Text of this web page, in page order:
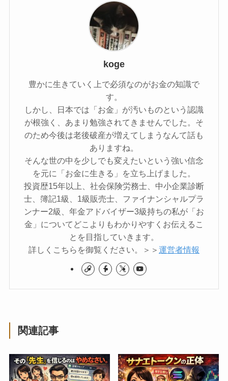
koge
豊かに生きていく上で必須なのがお金の知識で
す。
しかし、日本では「お金」が汚いものという認識
が根強く、あまり勉強されてきませんでした。そ
のため今後は老後破産が増えてしまうなんて話も
ありますね。
そんな世の中を少しでも変えたいという強い信念
を元に「お金に生きる」を立ち上げました。
投資歴15年以上、社会保険労務士、中小企業診断
士、簿記1級、1級販売士、ファイナンシャルプラ
ンナー2級、年金アドバイザー3級持ちの私が「お
金」についてどこよりもわかりやすくお伝えるこ
とを目指していきます。
詳しくこちらを御覧ください。＞＞ 運営者情報
関連記事